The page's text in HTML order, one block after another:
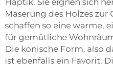
Haptik. Sie eignen sich
Maserung des Holzes
schaffen so eine warme,
für gemütliche
Die konische Form, also
ist ebenfalls ein Favorit.